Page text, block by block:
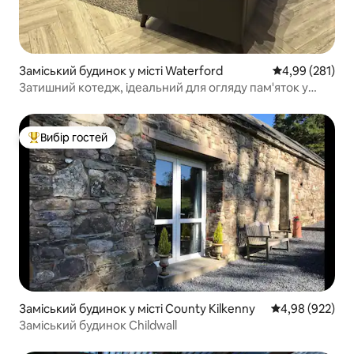
Заміський будинок у місті Waterford Середня
4,99 (281)
Затишний котедж, ідеальний для огляду пам'яток у
Топ вибір гостей
Вибір гостей
Заміський будинок у місті County Kilkenny Середня
4,98 (922)
Заміський будинок Childwall